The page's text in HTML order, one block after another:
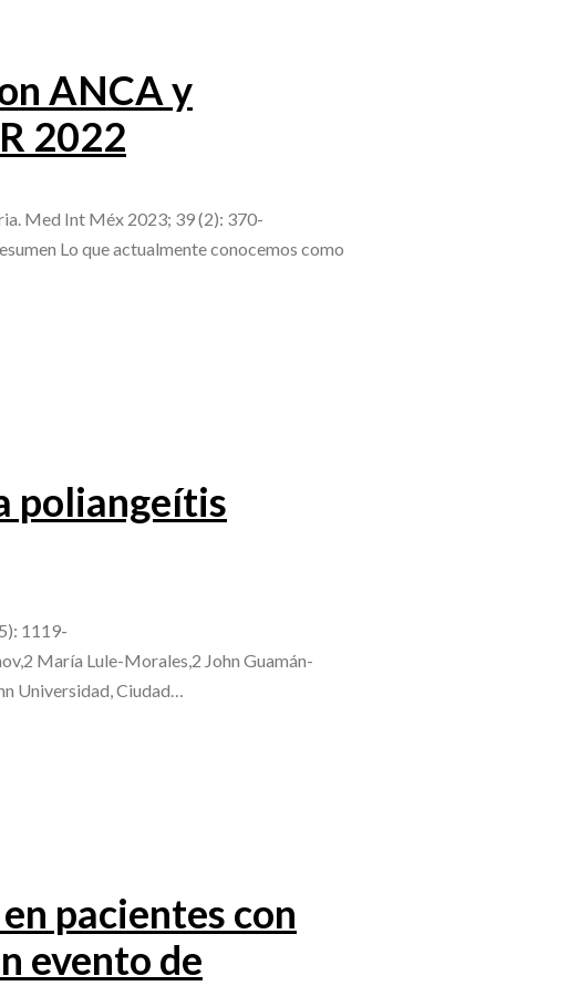
ANCA y
2022
Med Int Méx 2023; 39 (2): 370-
Lo que actualmente conocemos como
poliangeítis
1119-
María Lule-Morales,2 John Guamán-
Universidad, Ciudad…
pacientes con
evento de